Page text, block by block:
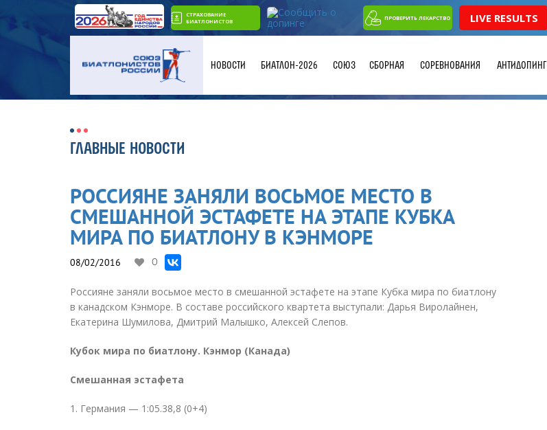
СТРАХОВАНИЕ
БИАТЛОНИСТОВ
ПРОВЕРИТЬ ЛЕКАРСТВО LIVE RESULTS
НОВОСТИ БИАТЛОН-2026 СОЮЗ СБОРНАЯ СОРЕВНОВАНИЯ АНТИДОПИНГ
ГЛАВНЫЕ НОВОСТИ
РОССИЯНЕ ЗАНЯЛИ ВОСЬМОЕ МЕСТО В
СМЕШАННОЙ ЭСТАФЕТЕ НА ЭТАПЕ КУБКА
МИРА ПО БИАТЛОНУ В КЭНМОРЕ
08/02/2016 0
Россияне заняли восьмое место в смешанной эстафете на этапе Кубка мира по биатлону
в канадском Кэнморе. В составе российского квартета выступали: Дарья Виролайнен,
Екатерина Шумилова, Дмитрий Малышко, Алексей Слепов.
Кубок мира по биатлону. Кэнмор (Канада)
Смешанная эстафета
1. Германия — 1:05.38,8 (0+4)